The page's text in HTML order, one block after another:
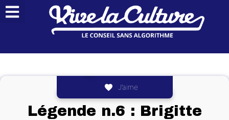
J’aime
Légende n.6 : Brigitte